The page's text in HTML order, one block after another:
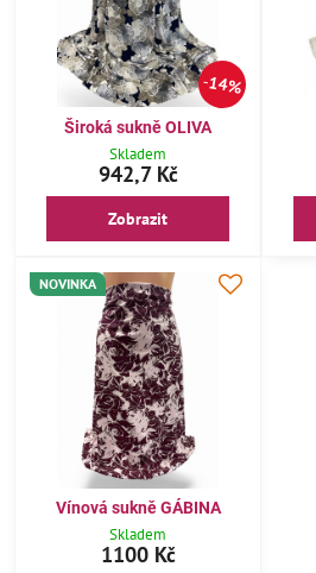
14%
Široká sukně OLIVA
Skladem
942,7 Kč
Zobrazit
NOVINKA
Vínová sukně GÁBINA
Skladem
1100 Kč